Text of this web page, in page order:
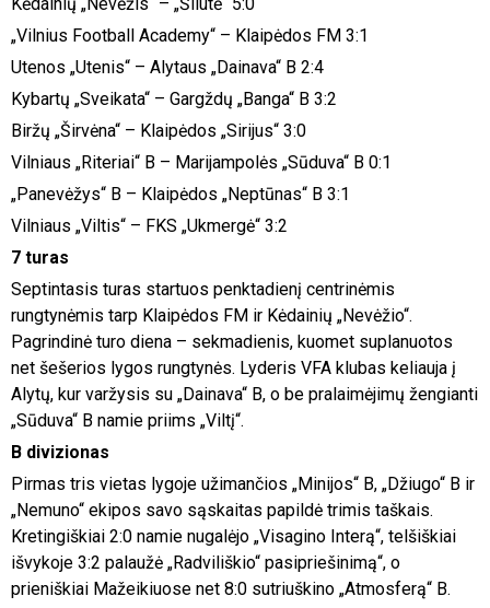
„Vilnius Football Academy“ – Klaipėdos FM 3:1
Utenos „Utenis“ – Alytaus „Dainava“ B 2:4
Kybartų „Sveikata“ – Gargždų „Banga“ B 3:2
Biržų „Širvėna“ – Klaipėdos „Sirijus“ 3:0
Vilniaus „Riteriai“ B – Marijampolės „Sūduva“ B 0:1
„Panevėžys“ B – Klaipėdos „Neptūnas“ B 3:1
Vilniaus „Viltis“ – FKS „Ukmergė“ 3:2
7 turas
Septintasis turas startuos penktadienį centrinėmis
rungtynėmis tarp Klaipėdos FM ir Kėdainių „Nevėžio“.
Pagrindinė turo diena – sekmadienis, kuomet suplanuotos
net šešerios lygos rungtynės. Lyderis VFA klubas keliauja į
Alytų, kur varžysis su „Dainava“ B, o be pralaimėjimų žengianti
„Sūduva“ B namie priims „Viltį“.
B divizionas
Pirmas tris vietas lygoje užimančios „Minijos“ B, „Džiugo“ B ir
„Nemuno“ ekipos savo sąskaitas papildė trimis taškais.
Kretingiškiai 2:0 namie nugalėjo „Visagino Interą“, telšiškiai
išvykoje 3:2 palaužė „Radviliškio“ pasipriešinimą“, o
prieniškiai Mažeikiuose net 8:0 sutriuškino „Atmosferą“ B.